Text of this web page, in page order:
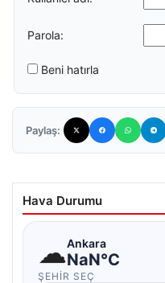
Parola:
Beni hatırla
Paylaş:
Hava Durumu
☁Ankara
NaN°C
ŞEHIR SEÇ